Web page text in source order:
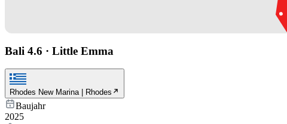
Bali 4.6 · Little Emma
Rhodes New Marina | Rhodes
Baujahr
2025